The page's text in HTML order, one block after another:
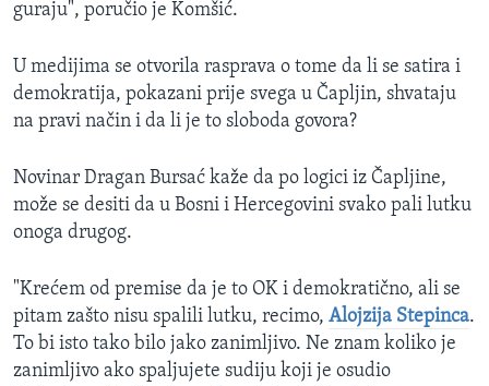
guraju", poručio je Komšić.
U medijima se otvorila rasprava o tome da li se satira i
demokratija, pokazani prije svega u Čapljin, shvataju
na pravi način i da li je to sloboda govora?
Novinar Dragan Bursać kaže da po logici iz Čapljine,
može se desiti da u Bosni i Hercegovini svako pali lutku
onoga drugog.
"Krećem od premise da je to OK i demokratično, ali se
pitam zašto nisu spalili lutku, recimo, Alojzija Stepinca.
To bi isto tako bilo jako zanimljivo. Ne znam koliko je
zanimljivo ako spaljujete sudiju koji je osudio